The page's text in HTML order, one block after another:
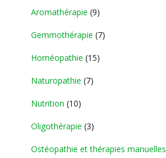
Aromathérapie (9)
Gemmothérapie (7)
Homéopathie (15)
Naturopathie (7)
Nutrition (10)
Oligothérapie (3)
Ostéopathie et thérapies manuelles